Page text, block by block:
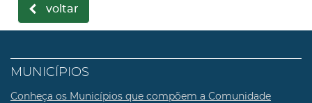
voltar
MUNICÍPIOS
Conheça os Municípios que compõem a Comunidade